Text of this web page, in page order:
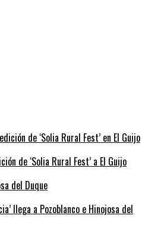
de ‘Solia Rural Fest’ a El Guijo
llega a Pozoblanco e Hinojosa del